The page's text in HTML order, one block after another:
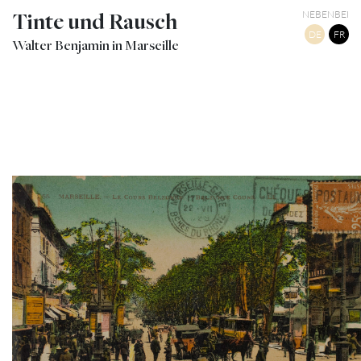
Tinte und Rausch
Walter Benjamin in Marseille
NEBENBEI
DE
FR